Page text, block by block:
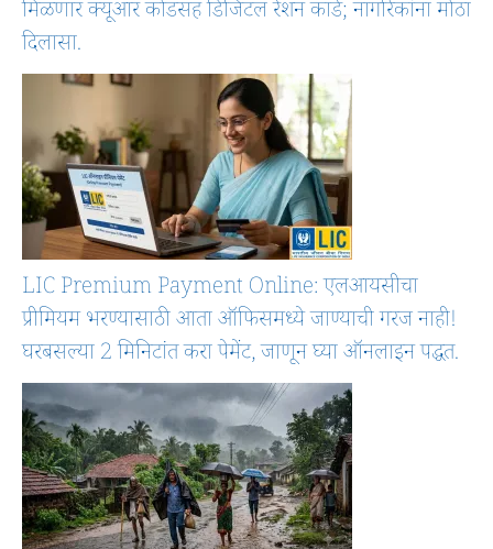
मिळणार क्यूआर कोडसह डिजिटल रेशन कार्ड; नागरिकांना मोठा
दिलासा.
LIC Premium Payment Online: एलआयसीचा
प्रीमियम भरण्यासाठी आता ऑफिसमध्ये जाण्याची गरज नाही!
घरबसल्या 2 मिनिटांत करा पेमेंट, जाणून घ्या ऑनलाइन पद्धत.